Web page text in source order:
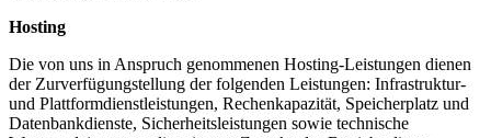
Hosting
Die von uns in Anspruch genommenen Hosting-Leistungen dienen
der Zurverfügungstellung der folgenden Leistungen: Infrastruktur-
und Plattformdienstleistungen, Rechenkapazität, Speicherplatz und
Datenbankdienste, Sicherheitsleistungen sowie technische